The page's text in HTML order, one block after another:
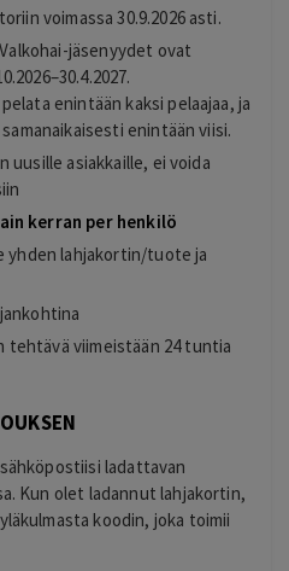
voimassa 30.9.2026 asti.
jäsenyydet ovat
enintään kaksi pelaajaa, ja
enintään viisi.
uusille asiakkaille, ei voida
kerran per henkilö
yhden lahjakortin/tuote ja
tehtävä viimeistään 24 tuntia
ladattavan
Kun olet ladannut lahjakortin,
koodin, joka toimii